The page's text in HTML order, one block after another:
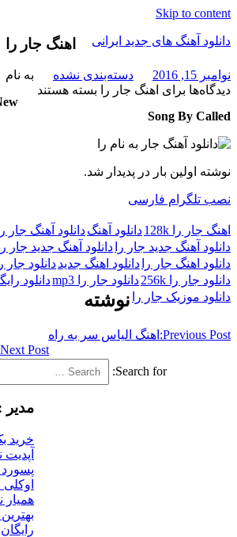
Skip to content
دانلود آهنگ های جدید ایرانی
دانلود
فول
آلبوم
اهنگ جار را
نوامبر 15, 2016
دسته‌بندی نشده
دیدگاه‌ها برای اهنگ جار را بسته هستند
به نام
Song By Called
نوشته اولین بار در پدیدار شد.
نصب تلگرام فارسی
اهنگ جار را 128k دانلود آهنگدانلود آهنگ جار را
دانلود آهنگ جدید جار را
دانلود آهنگ جدید جار را 320k
دانلود اهنگ جار را
دانلود اهنگ جدیددانلود جار را
دانلود جار را 256k
دانلود جار را mp3
دانلود
دانلود موزیک جار را
نوشته
Previous Post: اهنگ الیاس سر به راه
Next Post:
Search for:
مدیر
خرید
آپدیت
پسورد
اوکلی
همیار
رایگان